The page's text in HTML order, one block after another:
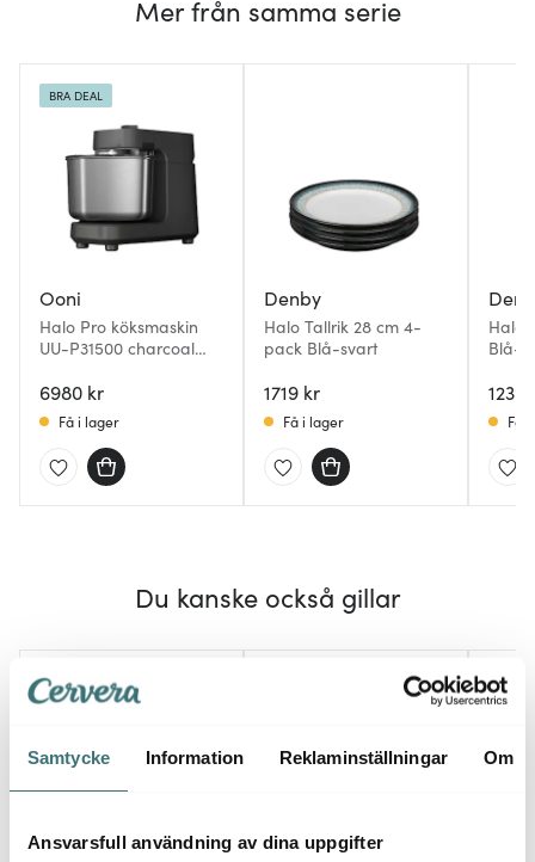
Samtycke Information Reklaminställningar Om
Ansvarsfull användning av dina uppgifter
Mer från samma serie
Ooni
Halo Pro köksmaskin
UU-P31500 charcoal
6980 kr
BRA DEAL
Få i lager
Denby
Halo Tallrik 28 cm 4-
pack Blå-svart
1719 kr
Få i lager
Halo
Blå-
1239
Få
Du kanske också gillar
Lagerrensning 40%